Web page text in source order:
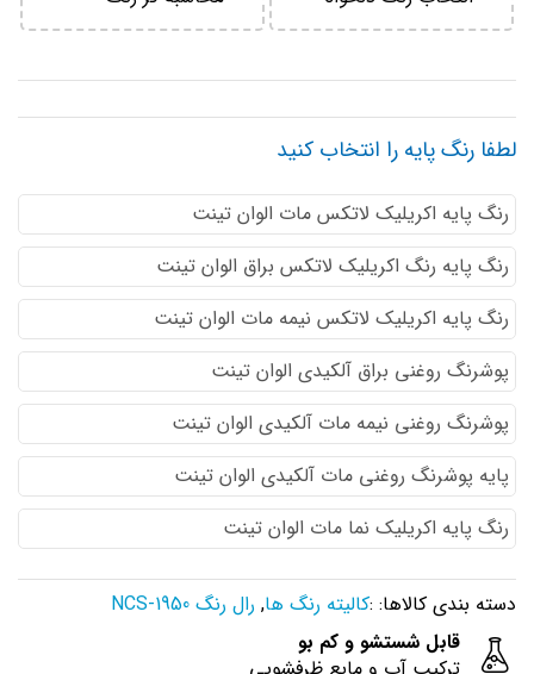
لطفا رنگ پایه را انتخاب کنید
رنگ پایه اكريليك لاتكس مات الوان تینت
رنگ پایه رنگ اكريليك لاتكس براق الوان تینت
رنگ پایه اكريليك لاتكس نيمه مات الوان تینت
پوشرنگ روغنی براق آلکیدی الوان تینت
پوشرنگ روغنی نیمه مات آلکیدی الوان تینت
پایه پوشرنگ روغنی مات آلکیدی الوان تینت
رنگ پایه اکریلیک نما مات الوان تینت
دسته بندی کالاها: :کالیته رنگ ها, رال رنگ NCS-1950
قابل شستشو و کم بو